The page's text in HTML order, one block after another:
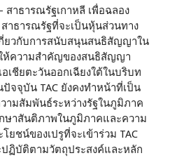
สาธารณรัฐเกาหลี เพื่อฉลอง
าธารณรัฐที่จะเป็นหุ้นส่วนทาง
ยวกับการสนับสนุนสนธิสัญญาใน
ให้ความสำคัญของสนธิสัญญา
เชียตะวันออกเฉียงใต้ในบริบท
จจุบัน TAC ยังคงทำหน้าที่เป็น
ามสัมพันธ์ระหว่างรัฐในภูมิภาค
ษาสันติภาพในภูมิภาคและความ
ชน์ของเปรูที่จะเข้าร่วม TAC
ฏิบัติตามวัตถุประสงค์และหลัก